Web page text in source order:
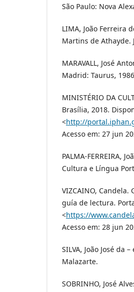
São Paulo: Nova
LIMA, João Ferreira
Martins de Athayde.
MARAVALL, José
Madrid: Taurus,
MINISTÉRIO DA
Brasília, 2018.
<http://
Acesso em: 27 jun
PALMA-FERREIRA,
Cultura e Língua
VIZCAINO,
guía de lectura.
<https://
Acesso em: 28 jun
SILVA, João José da
Malazarte.
SOBRINHO, José